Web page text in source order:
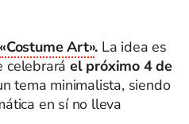
«Costume Art». La idea es
celebraráel próximo 4 de
tema minimalista, siendo
en sí no lleva